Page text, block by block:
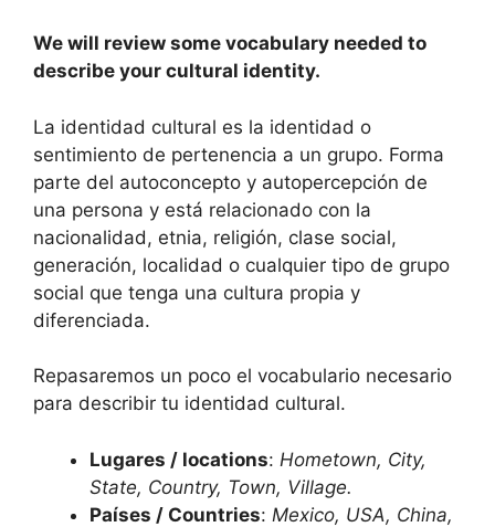
We will review some vocabulary needed to
describe your cultural identity.
La identidad cultural es la identidad o
sentimiento de pertenencia a un grupo. Forma
parte del autoconcepto y autopercepción de
una persona y está relacionado con la
nacionalidad, etnia, religión, clase social,
generación, localidad o cualquier tipo de grupo
social que tenga una cultura propia y
diferenciada.
Repasaremos un poco el vocabulario necesario
para describir tu identidad cultural.
Lugares / locations: Hometown, City,
State, Country, Town, Village.
Países / Countries: Mexico, USA, China,